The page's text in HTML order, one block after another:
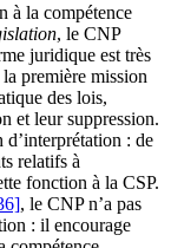
à la compétence
, le CNP
juridique est très
première mission
des lois,
et leur suppression.
: de
relatifs à
fonction à la CSP.
, le CNP n’a pas
: il encourage